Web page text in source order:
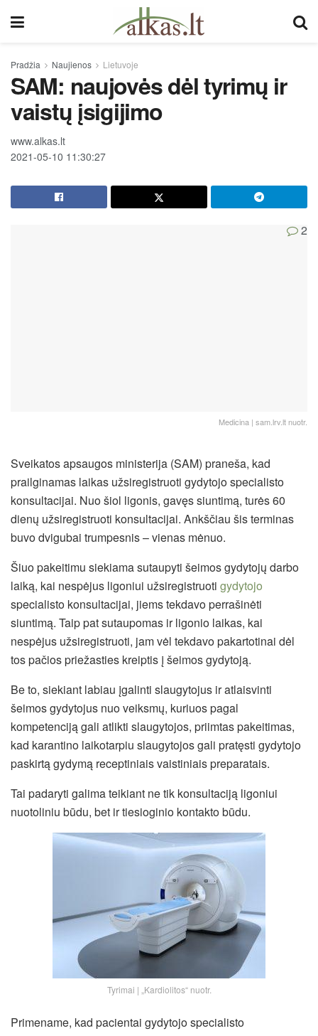
Pradžia Naujienos Lietuvoje
SAM: naujovės dėl tyrimų ir
vaistų įsigijimo
www.alkas.lt
2021-05-10 11:30:27
2
Medicina | sam.lrv.lt nuotr.
Sveikatos apsaugos ministerija (SAM) praneša, kad
prailginamas laikas užsiregistruoti gydytojo specialisto
konsultacijai. Nuo šiol ligonis, gavęs siuntimą, turės 60
dienų užsiregistruoti konsultacijai. Ankščiau šis terminas
buvo dvigubai trumpesnis – vienas mėnuo.
Šiuo pakeitimu siekiama sutaupyti šeimos gydytojų darbo
laiką, kai nespėjus ligoniui užsiregistruoti gydytojo
specialisto konsultacijai, jiems tekdavo perrašinėti
siuntimą. Taip pat sutaupomas ir ligonio laikas, kai
nespėjus užsiregistruoti, jam vėl tekdavo pakartotinai dėl
tos pačios priežasties kreiptis į šeimos gydytoją.
Be to, siekiant labiau įgalinti slaugytojus ir atlaisvinti
šeimos gydytojus nuo veiksmų, kuriuos pagal
kompetenciją gali atlikti slaugytojos, priimtas pakeitimas,
kad karantino laikotarpiu slaugytojos gali pratęsti gydytojo
paskirtą gydymą receptiniais vaistiniais preparatais.
Tai padaryti galima teikiant ne tik konsultaciją ligoniui
nuotoliniu būdu, bet ir tiesioginio kontakto būdu.
Tyrimai | „Kardiolitos“ nuotr.
Primename, kad pacientai gydytojo specialisto